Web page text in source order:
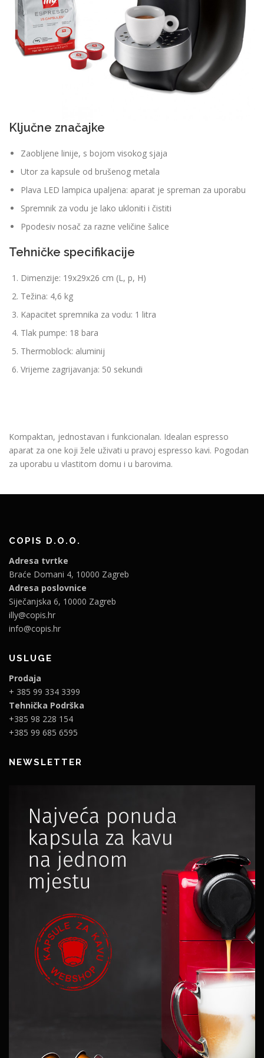
Ključne značajke
Zaobljene linije, s bojom visokog sjaja
Utor za kapsule od brušenog metala
Plava LED lampica upaljena: aparat je spreman za uporabu
Spremnik za vodu je lako ukloniti i čistiti
Ppodesiv nosač za razne veličine šalice
Tehničke specifikacije
Dimenzije: 19x29x26 cm (L, p, H)
Težina: 4,6 kg
Kapacitet spremnika za vodu: 1 litra
Tlak pumpe: 18 bara
Thermoblock: aluminij
Vrijeme zagrijavanja: 50 sekundi
Kompaktan, jednostavan i funkcionalan. Idealan espresso
aparat za one koji žele uživati u pravoj espresso kavi. Pogodan
za uporabu u vlastitom domu i u barovima.
COPIS D.O.O.
Adresa tvrtke
Braće Domani 4, 10000 Zagreb
Adresa poslovnice
Siječanjska 6, 10000 Zagreb
illy@copis.hr
info@copis.hr
USLUGE
Prodaja
+ 385 99 334 3399
Tehnička Podrška
+385 98 228 154
+385 99 685 6595
NEWSLETTER